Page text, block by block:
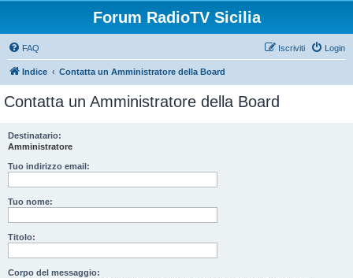
Forum RadioTV Sicilia
FAQ Login
Iscriviti
Indice Contatta un Amministratore della Board
Contatta un Amministratore della Board
Destinatario:
Amministratore
Tuo indirizzo email:
Tuo nome:
Titolo:
Corpo del messaggio: